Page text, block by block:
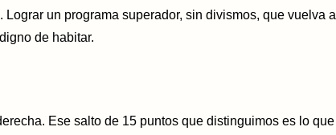
un programa superador, sin divismos, que vuelva a
de habitar.
Ese salto de 15 puntos que distinguimos es lo que